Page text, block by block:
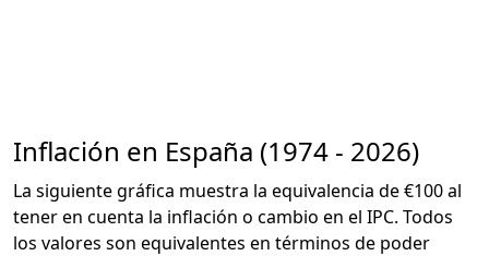
Inflación en España (1974 - 2026)
La siguiente gráfica muestra la equivalencia de €100 al
tener en cuenta la inflación o cambio en el IPC. Todos
los valores son equivalentes en términos de poder